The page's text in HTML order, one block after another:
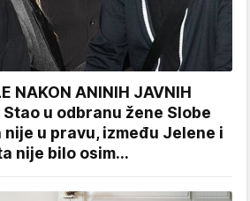
NAKON ANINIH JAVNIH
Stao u odbranu žene Slobe
nije u pravu, između Jelene i
nije bilo osim...